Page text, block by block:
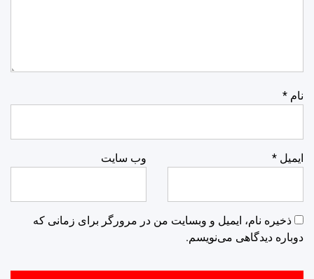
نام *
ایمیل * وب‌ سایت
ذخیره نام، ایمیل و وبسایت من در مرورگر برای زمانی که
دوباره دیدگاهی می‌نویسم.